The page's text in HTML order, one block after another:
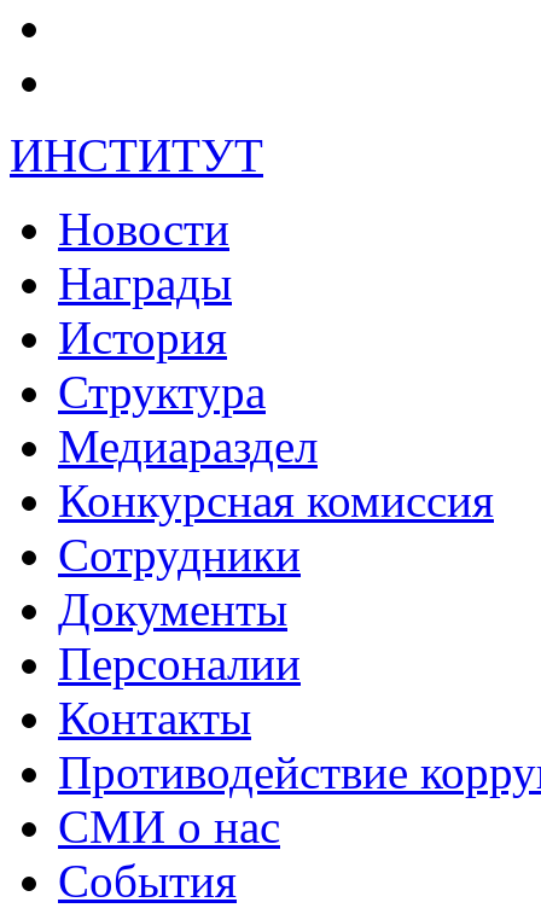
ИНСТИТУТ
Новости
Награды
История
Структура
Медиараздел
Конкурсная комиссия
Сотрудники
Документы
Персоналии
Контакты
Противодействие
СМИ о нас
События